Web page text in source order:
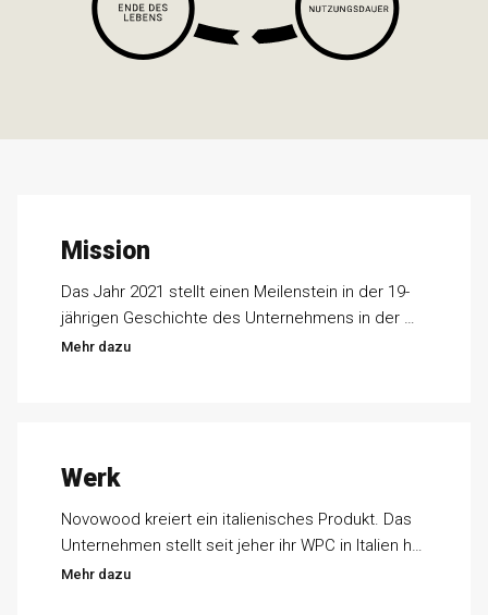
Mission
Das Jahr 2021 stellt einen Meilenstein in der 19-
jährigen Geschichte des Unternehmens in der …
Mehr dazu
Werk
Novowood kreiert ein italienisches Produkt. Das
Unternehmen stellt seit jeher ihr WPC in Italien h…
Mehr dazu